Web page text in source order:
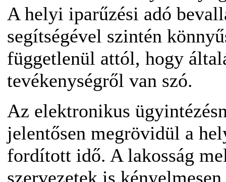
A helyi iparűzési adó
segítségével szintén
függetlenül attól, hogy
tevékenységről van szó.
Az elektronikus
jelentősen megrövidül a
fordított idő. A lakosság
szervezetek is